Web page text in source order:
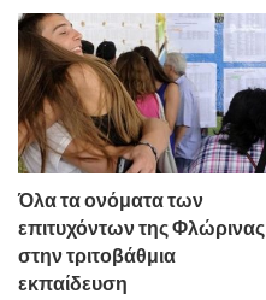
Όλα τα ονόματα των
επιτυχόντων της Φλώρινας
στην τριτοβάθμια
εκπαίδευση